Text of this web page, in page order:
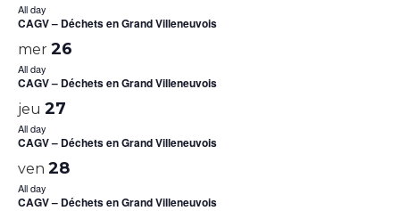
All day
CAGV – Déchets en Grand Villeneuvois
mer 26
All day
CAGV – Déchets en Grand Villeneuvois
jeu 27
All day
CAGV – Déchets en Grand Villeneuvois
ven 28
All day
CAGV – Déchets en Grand Villeneuvois